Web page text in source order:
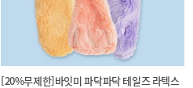
[20%무제한]바잇미 파닥파닥 테일즈 라텍스